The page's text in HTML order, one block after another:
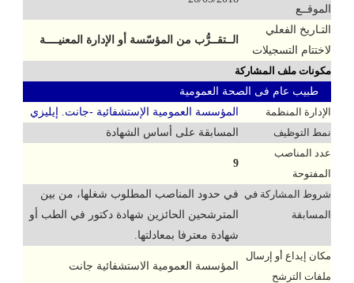
الموقــع
التـاريخ الفعلي
لاختتام التسجيلات
الــتقــرُّب من المؤسّسة أو الإدارة المعنيــــة
مكونات ملف المشاركة
طبيب عام فى الصحة العمومية
الإدارة المنظمة
المؤسسة العمومية الإستشفائية -جانت. إيليزي
نمط التوظيف
المسابقة على أساس الشهادة
عدد المناصب
المفتوحة
9
شروط المشاركة في
المسابقة
في حدود المناصب المطلوب شغلها، من بين
المترشحين الحائزين شهادة دكتور في الطب أو
شهادة معترفا بمعادلتها.
مكان إيداع أو إرسال
ملفات الترشح
المؤسسة العمومية الاستشفائية جانت